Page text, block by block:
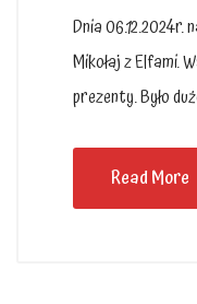
Dnia 06.12.2024r.
Mikołaj z Elfami.
prezenty. Było
Read More